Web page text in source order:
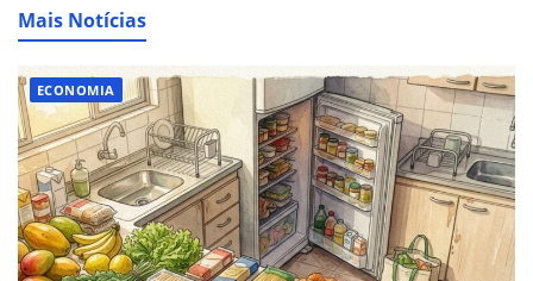
Mais Notícias
ECONOMIA